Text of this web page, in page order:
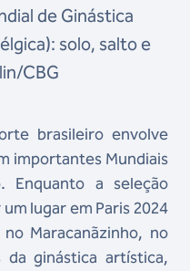
de Ginástica
solo, salto e
CBG
brasileiro envolve
importantes Mundiais
Enquanto a seleção
lugar em Paris 2024
Maracanãzinho, no
ginástica artística,